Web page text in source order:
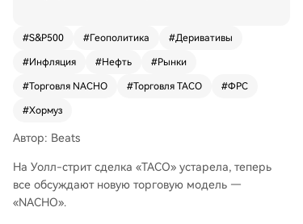
кроется в обозримом будущем, в отличие от м
одели «TACO», которая предполагала, что Тра
мп отступит в кризисный момент. Ключевой п
Трампа о переговорах с Ираном, вызвавшее в
ременный всплеск рынка, было опровергнуто
изменилось: цены на нефть (Brent) стабилизи
ровались на высоком уровне, не реагируя на
новости о перемирии, в то время как индекс S
#S&P500 #Геополитика #Деривативы
#Инфляция #Нефть #Рынки
#Торговля NACHO #Торговля TACO #ФРС
#Хормуз
Автор: Beats
На Уолл-стрит сделка «TACO» устарела, теперь
все обсуждают новую торговую модель —
«NACHO».